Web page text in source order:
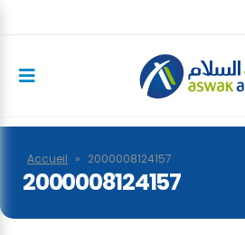
Accueil » 2000008124157
2000008124157